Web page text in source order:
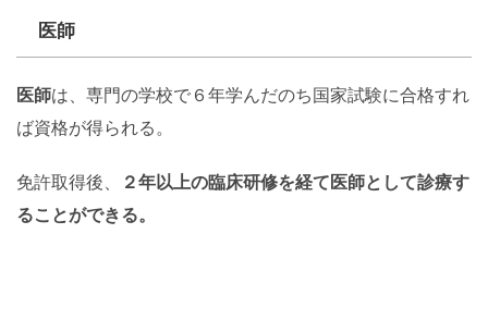
医師
医師は、専門の学校で６年学んだのち国家試験に合格すれ
ば資格が得られる。
免許取得後、
２年以上の臨床研修を経て医師として診療す
ることができる。